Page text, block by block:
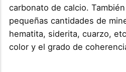
carbonato de calcio.
pequeñas cantidades de
hematita, siderita, cuarzo,
color y el grado de